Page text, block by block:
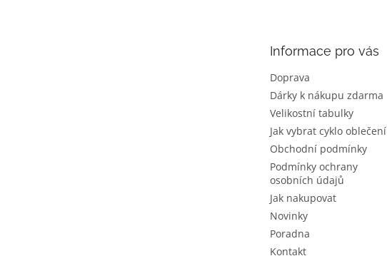
Informace pro vás
Doprava
Dárky k nákupu zdarma
Velikostní tabulky
Jak vybrat cyklo oblečení
Obchodní podmínky
Podmínky ochrany
osobních údajů
Jak nakupovat
Novinky
Poradna
Kontakt